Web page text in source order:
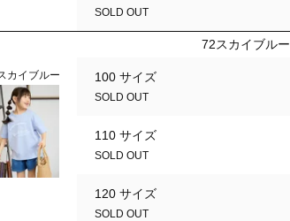
SOLD OUT
72スカイブルー
カイブルー 100 サイズ
SOLD OUT
110 サイズ
SOLD OUT
120 サイズ
SOLD OUT